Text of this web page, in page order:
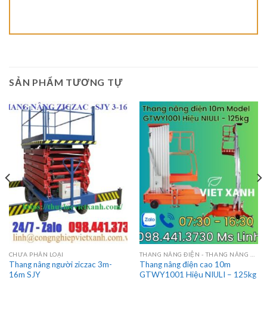
SẢN PHẨM TƯƠNG TỰ
CHƯA PHÂN LOẠI
Thang nâng người ziczac 3m-
16m SJY
Thang nâng điện cao 10m
GTWY1001 Hiệu NIULI – 125kg